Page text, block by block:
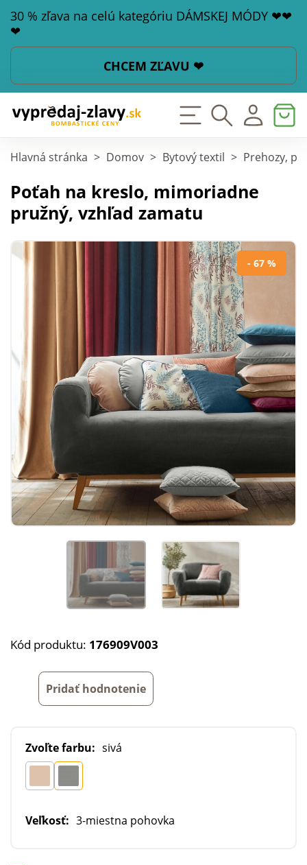
30 % zľava na celú kategóriu DÁMSKEJ MÓDY ❤❤
❤
CHCEM ZĽAVU ❤
Hlavná stránka > Domov > Bytový textil > Prehozy,
Poťah na kreslo, mimoriadne
pružný, vzhľad zamatu
- 67 %
Kód produktu: 176909V003
Pridať hodnotenie
Zvoľte farbu: sivá
Veľkosť: 3-miestna pohovka